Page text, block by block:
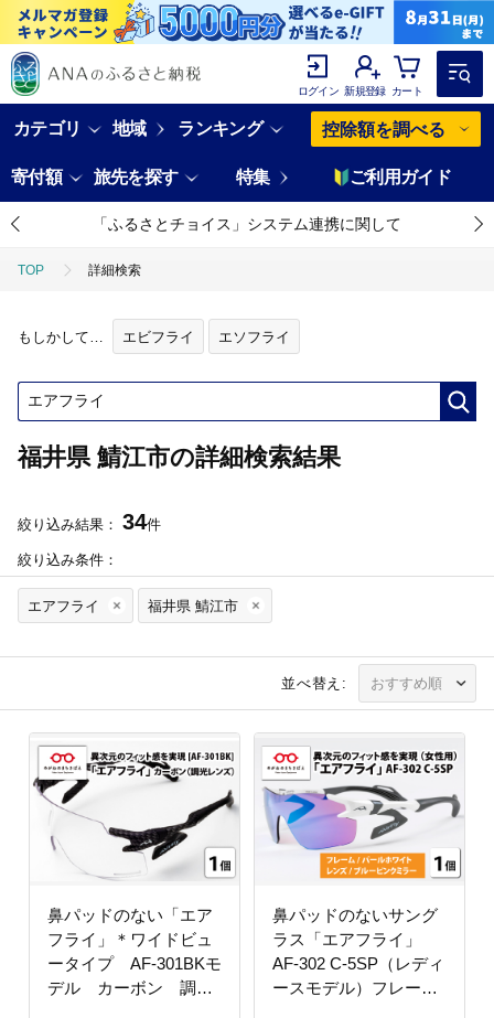
ログイン 新規登録 カート
カテゴリ 地域 ランキング 控除額を調べる
寄付額 旅先を探す 特集 ご利用ガイド
「ふるさとチョイス」システム連携に関して
TOP 詳細検索
もしかして… エビフライ エソフライ
福井県 鯖江市の詳細検索結果
絞り込み結果： 34件
絞り込み条件：
エアフライ 福井県 鯖江市
並べ替え:
鼻パッドのない「エア
フライ」＊ワイドビュ
ータイプ AF-301BKモ
デル カーボン 調光
鼻パッドのないサング
ラス「エアフライ」
AF-302 C-5SP（レディ
ースモデル）フレーム